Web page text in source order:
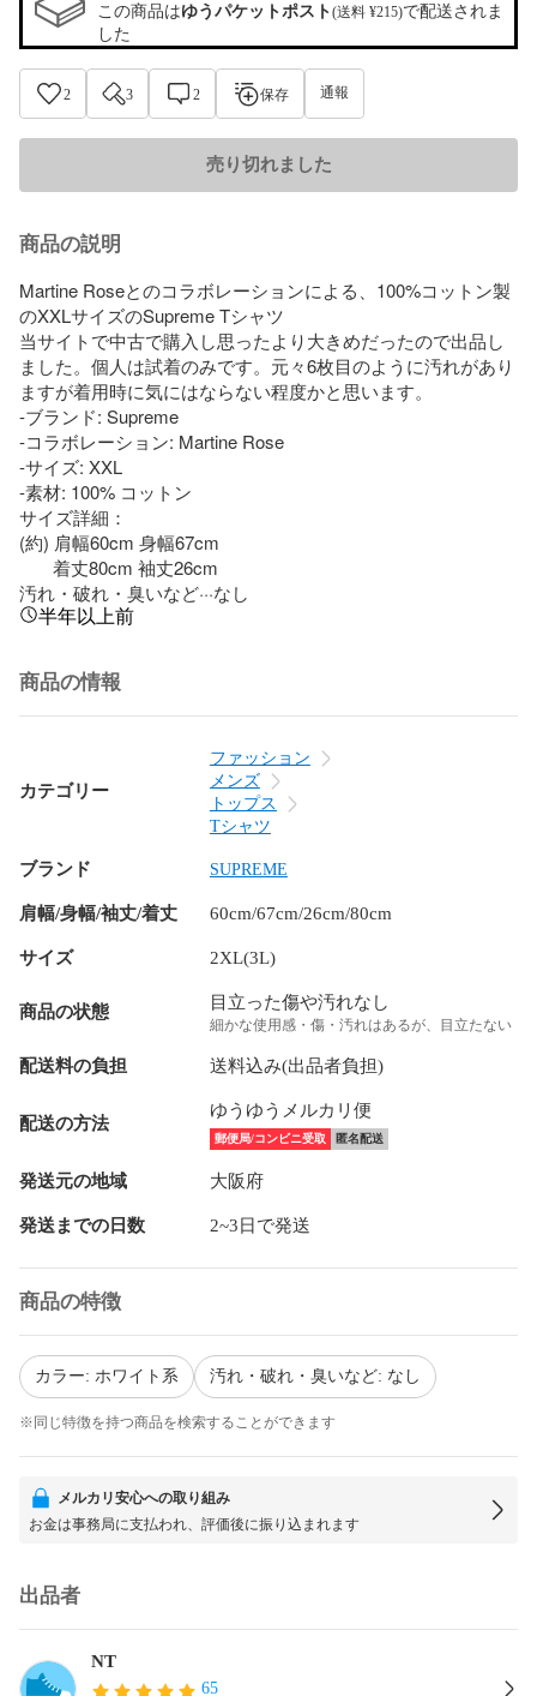
この商品はゆうパケットポスト(送料 ¥215)で配送されま
した
2 3 2 保存 通報
売り切れました
商品の説明
Martine Roseとのコラボレーションによる、100%コットン製
のXXLサイズのSupreme Tシャツ
当サイトで中古で購入し思ったより大きめだったので出品し
ました。個人は試着のみです。元々6枚目のように汚れがあり
ますが着用時に気にはならない程度かと思います。
-ブランド: Supreme
-コラボレーション: Martine Rose
-サイズ: XXL
-素材: 100% コットン
サイズ詳細：
(約) 肩幅60cm 身幅67cm
汚れ・破れ・臭いなど···なし
半年以上前
商品の情報
カテゴリー
ファッション
メンズ
トップス
Tシャツ
ブランド SUPREME
肩幅/身幅/袖丈/着丈 60cm/67cm/26cm/80cm
サイズ 2XL(3L)
商品の状態 目立った傷や汚れなし
細かな使用感・傷・汚れはあるが、目立たない
配送料の負担 送料込み(出品者負担)
配送の方法
ゆうゆうメルカリ便
郵便局/コンビニ受取 匿名配送
発送元の地域 大阪府
発送までの日数 2~3日で発送
商品の特徴
カラー: ホワイト系 汚れ・破れ・臭いなど: なし
※同じ特徴を持つ商品を検索することができます
メルカリ安心への取り組み
お金は事務局に支払われ、評価後に振り込まれます
出品者
NT
65